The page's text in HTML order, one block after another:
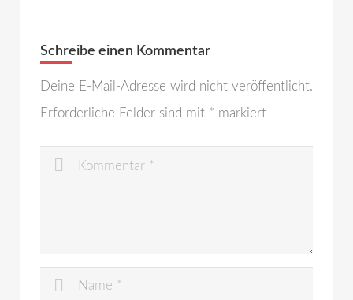
Schreibe einen Kommentar
Deine E-Mail-Adresse wird nicht veröffentlicht.
Erforderliche Felder sind mit * markiert